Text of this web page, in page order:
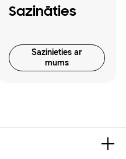
Sazināties
Sazinieties ar
mums